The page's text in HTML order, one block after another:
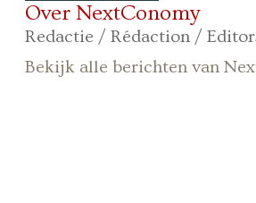
Over NextConomy
Redactie / Rédaction /
Bekijk alle berichten van